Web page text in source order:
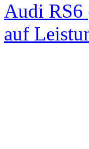
Audi RS6
auf